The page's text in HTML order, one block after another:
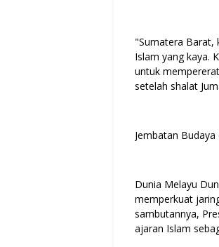
"Sumatera Barat,
Islam yang kaya.
untuk
setelah shalat
Jembatan
Dunia Melayu
memperkuat
sambutannya,
ajaran Islam